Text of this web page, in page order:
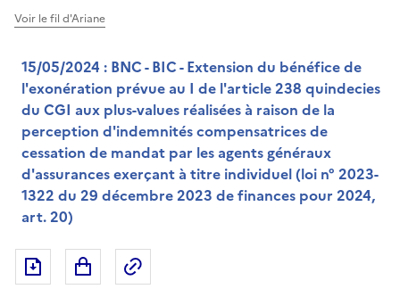
Voir le fil d'Ariane
15/05/2024 : BNC - BIC - Extension du bénéfice de
l'exonération prévue au I de l'article 238 quindecies
du CGI aux plus-values réalisées à raison de la
perception d'indemnités compensatrices de
cessation de mandat par les agents généraux
d'assurances exerçant à titre individuel (loi n° 2023-
1322 du 29 décembre 2023 de finances pour 2024,
art. 20)
Exporter le document au format pdf